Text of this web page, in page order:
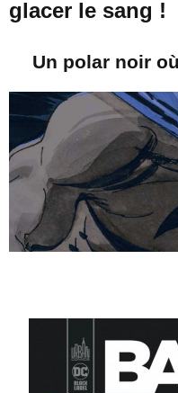
glacer le sang !
Un polar noir